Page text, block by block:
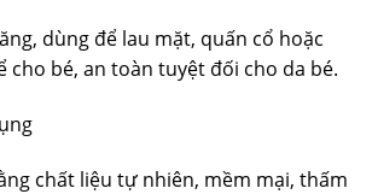
dùng để lau mặt, quấn cổ hoặc
cho bé, an toàn tuyệt đối cho da bé.
chất liệu tự nhiên, mềm mại, thấm